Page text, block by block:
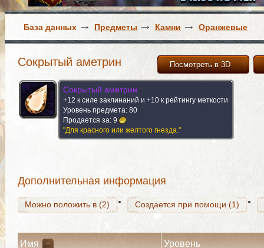
База данных Предметы Камни Оранжевые
Посмотреть в 3D
Сокрытый аметрин
Сокрытый аметрин
+12 к силе заклинаний и +10 к рейтингу меткости
Уровень предмета: 80
Продается за: 9
"Для красного или желтого гнезда."
Дополнительная информация
Можно положить в (2) Создается при помощи (1)
Можно положить в (2) Создается при помощи (1)
Имя Уровень